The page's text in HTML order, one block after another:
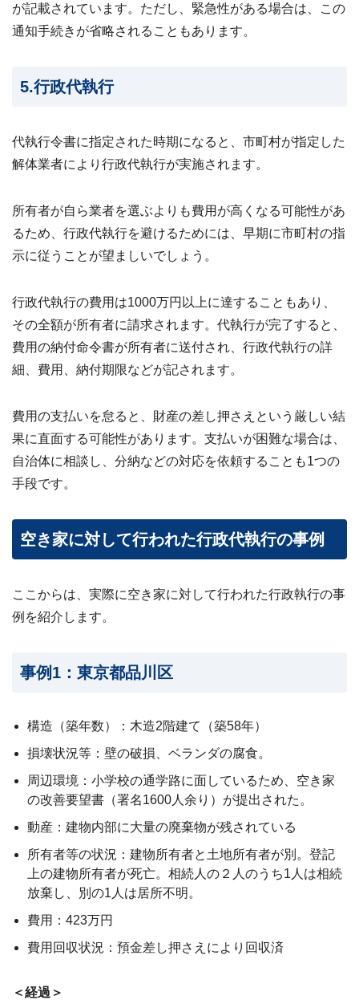
が記載されています。ただし、緊急性がある場合は、この
通知手続きが省略されることもあります。
5.行政代執行
代執行令書に指定された時期になると、市町村が指定した
解体業者により行政代執行が実施されます。
所有者が自ら業者を選ぶよりも費用が高くなる可能性があ
るため、行政代執行を避けるためには、早期に市町村の指
示に従うことが望ましいでしょう。
行政代執行の費用は1000万円以上に達することもあり、
その全額が所有者に請求されます。代執行が完了すると、
費用の納付命令書が所有者に送付され、行政代執行の詳
細、費用、納付期限などが記されます。
費用の支払いを怠ると、財産の差し押さえという厳しい結
果に直面する可能性があります。支払いが困難な場合は、
自治体に相談し、分納などの対応を依頼することも1つの
手段です。
空き家に対して行われた行政代執行の事例
ここからは、実際に空き家に対して行われた行政執行の事
例を紹介します。
事例1：東京都品川区
構造（築年数）：木造2階建て（築58年）
損壊状況等：壁の破損、ベランダの腐食。
周辺環境：小学校の通学路に面しているため、空き家
の改善要望書（署名1600人余り）が提出された。
動産：建物内部に大量の廃棄物が残されている
所有者等の状況：建物所有者と土地所有者が別。登記
上の建物所有者が死亡。相続人の２人のうち1人は相続
放棄し、別の1人は居所不明。
費用：423万円
費用回収状況：預金差し押さえにより回収済
＜経過＞